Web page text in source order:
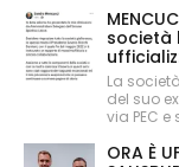
società
La
del suo
via PEC e
ORA È